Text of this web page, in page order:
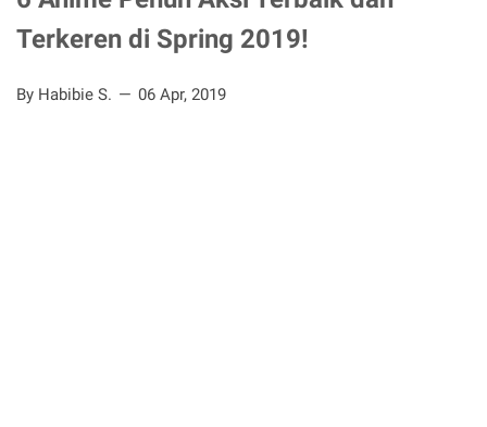
Terkeren di Spring 2019!
By Habibie S. 06 Apr, 2019